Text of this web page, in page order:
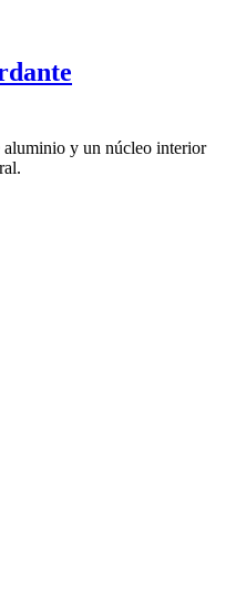
aluminio y un núcleo interior